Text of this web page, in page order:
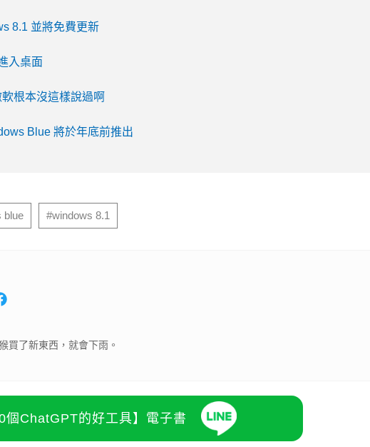
8.1 並將免費更新
入桌面
根本沒這樣說過啊
Blue 將於年底前推出
這
食宿玩樂，省錢更省心！
自駕車逃逸，隱私保護政策竟成警方辦案最大阻礙
識別碼追蹤 19 歲駭客，勒索 800 萬美金慘遭引渡受審